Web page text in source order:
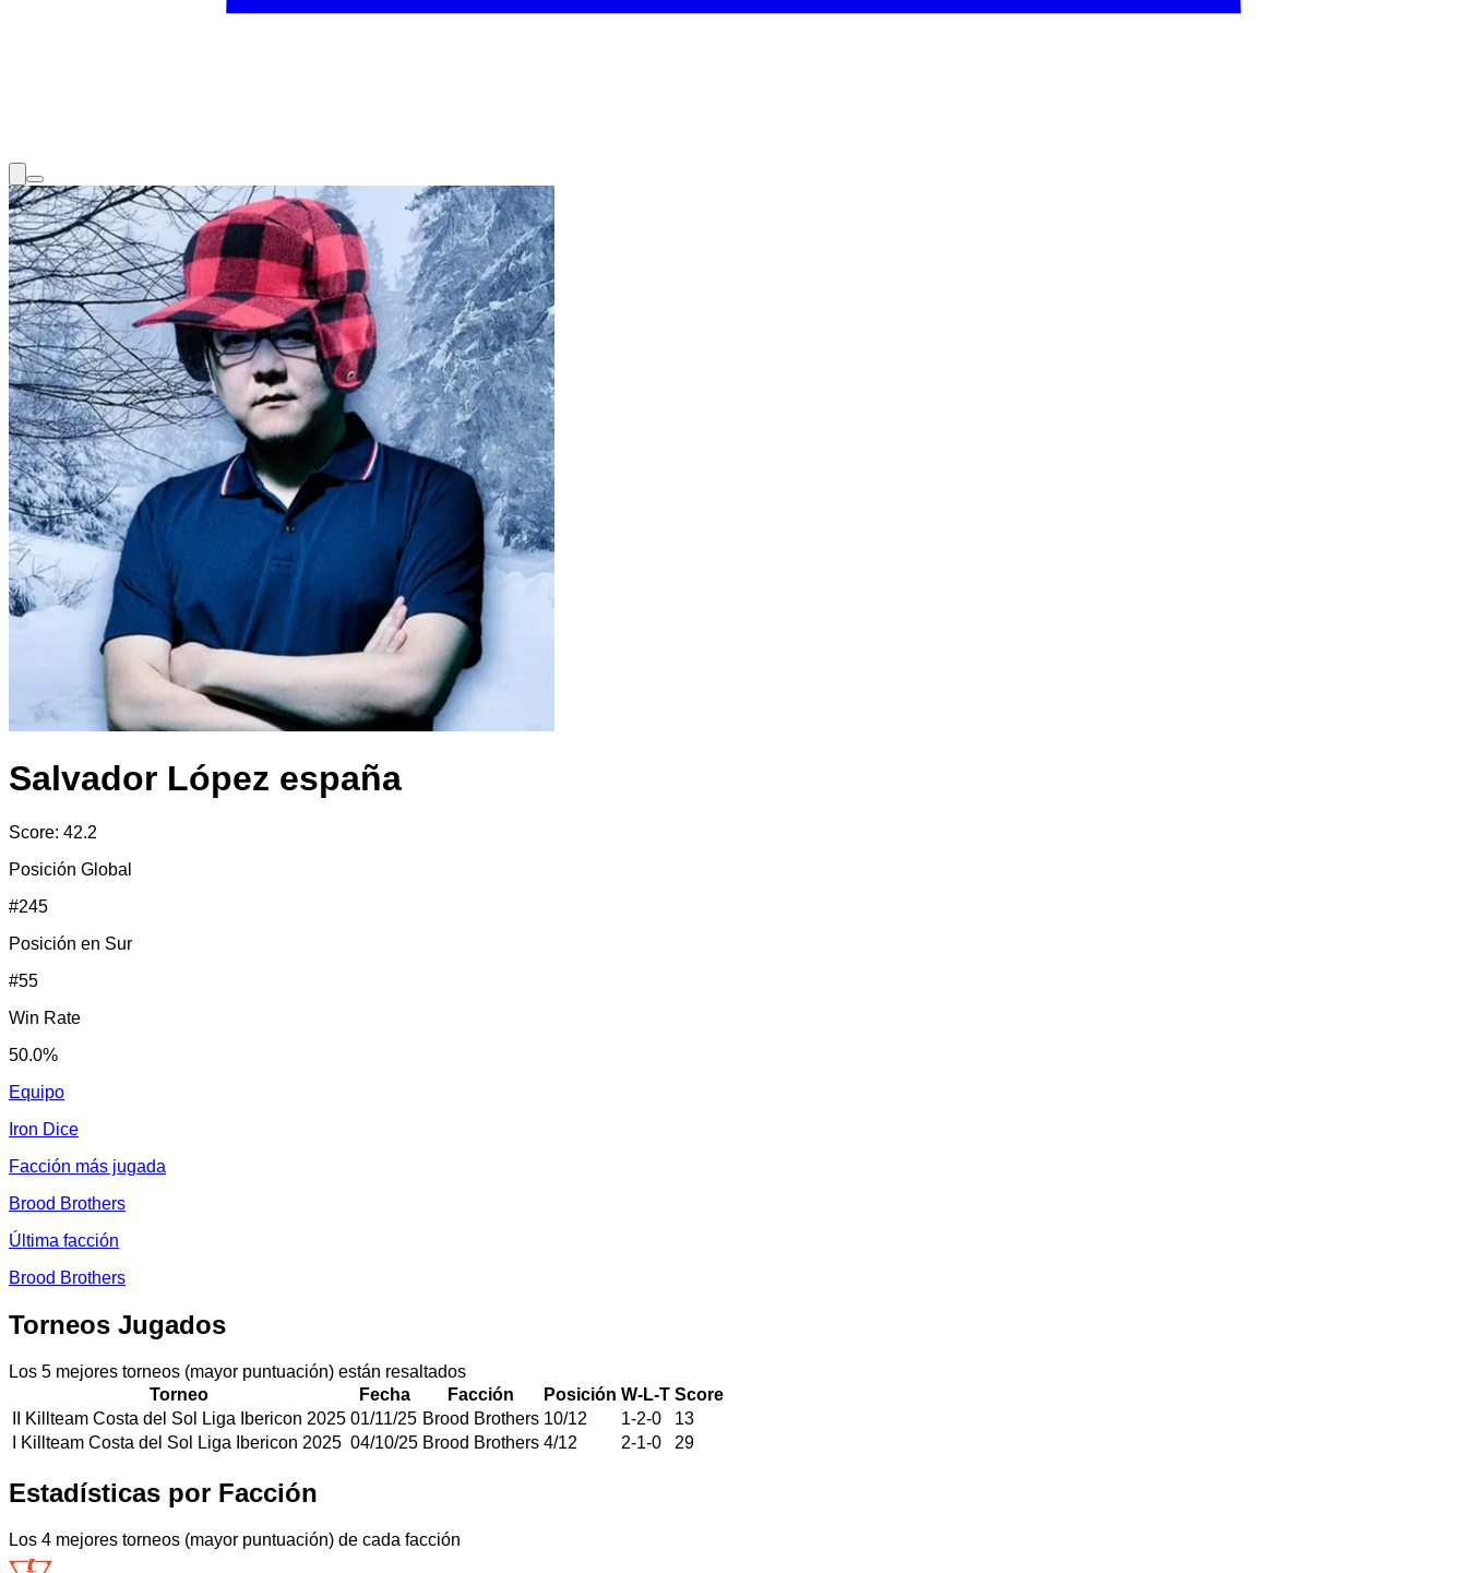
Salvador López españa
Score: 42.2
Posición Global
#245
Posición en Sur
#55
Win Rate
50.0%
Equipo
Iron Dice
Facción más jugada
Brood Brothers
Última facción
Brood Brothers
Torneos Jugados
Los 5 mejores torneos (mayor puntuación) están resaltados
Torneo
Fecha Facción Posición W-L-T Score
II Killteam Costa del Sol Liga Ibericon 2025 01/11/25 Brood Brothers 10/12 1-2-0
13
I Killteam Costa del Sol Liga Ibericon 2025 04/10/25 Brood Brothers 4/12 2-1-0 29
Estadísticas por Facción
Los 4 mejores torneos (mayor puntuación) de cada facción